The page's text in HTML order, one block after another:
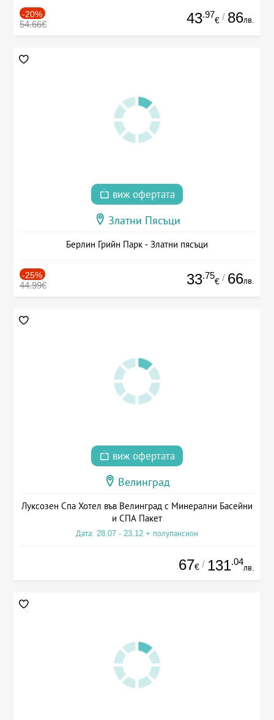
-20%
54.66€ 43.97
€ / 86лв.
виж офертата
Златни Пясъци
Берлин Грийн Парк - Златни пясъци
-25%
44.99€ 33.75
€ / 66лв.
виж офертата
Велинград
Луксозен Спа Хотел във Велинград с Минерални Басейни
и СПА Пакет
Дата: 28.07 - 23.12 + полупансион
67€ / 131.04
лв.